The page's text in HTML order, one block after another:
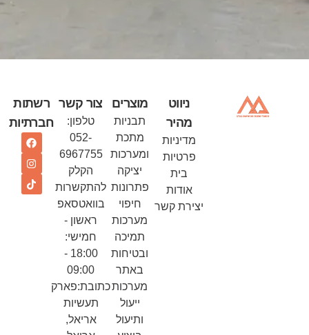
ניווט
מהיר
מדיניות
פרטיות
בית
אודות
יצירת קשר
מוצרים
תבניות
מתכת
ומערכות
יציקה
פתרונות
חיפוי
מערכות
תמיכה
ובטיחות
באתר
מערכות
ייעול
ותיעול
צור קשר
טלפון:
052-
6967755
הקלק
להתקשרות
בוואטסאפ
ראשון -
חמישי:
18:00 -
09:00
כתובת:פארק
תעשיות
אריאל,
רשתות
חברתיות